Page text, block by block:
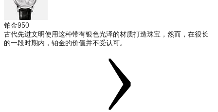
铂金950
古代先进文明使用这种带有银色光泽的材质打造珠宝，然而，在很长
的一段时期内，铂金的价值并不受认可。